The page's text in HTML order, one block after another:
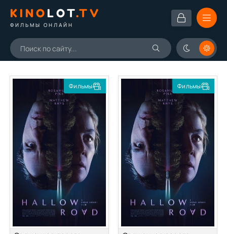
KINOLOT.TV
ФИЛЬМЫ ОНЛАЙН
Фильмы Фильмы